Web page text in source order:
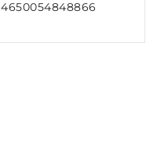
4650054848866